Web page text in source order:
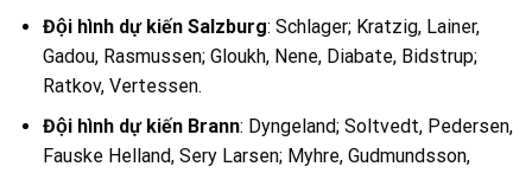
Đội hình dự kiến Salzburg: Schlager; Kratzig, Lainer,
Gadou, Rasmussen; Gloukh, Nene, Diabate, Bidstrup;
Ratkov, Vertessen.
Đội hình dự kiến Brann: Dyngeland; Soltvedt, Pedersen,
Fauske Helland, Sery Larsen; Myhre, Gudmundsson,